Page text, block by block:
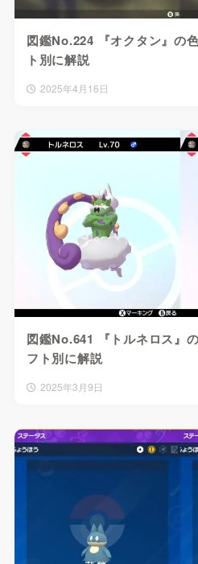
図鑑No.224 『オクタン』の
ト別に解説
2025年4月16日
図鑑No.641 『トルネロス』
フト別に解説
2025年3月9日